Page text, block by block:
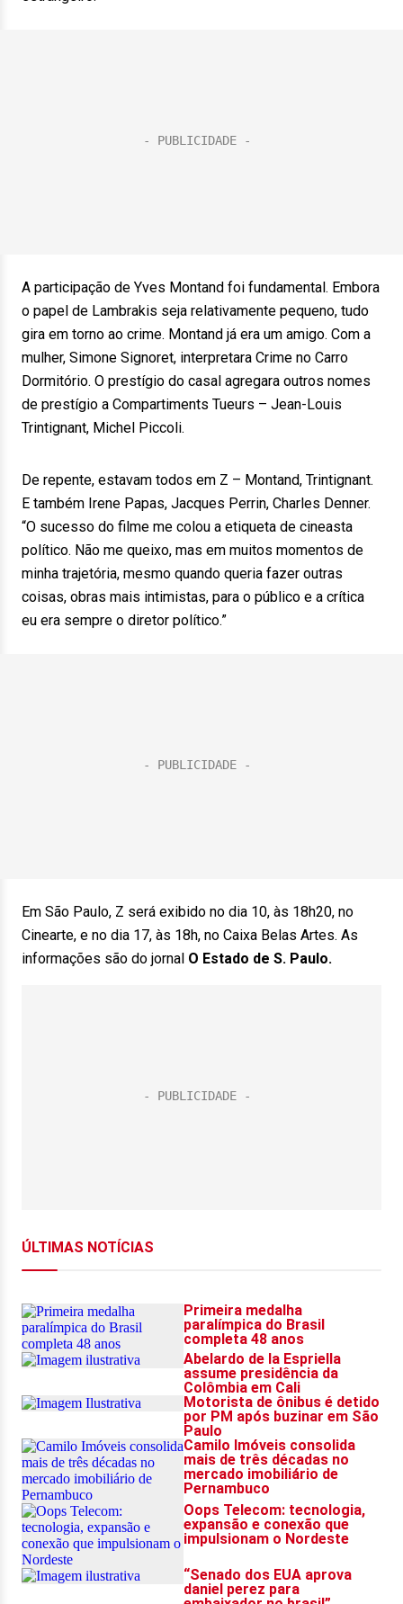
A participação de Yves Montand foi fundamental. Embora
o papel de Lambrakis seja relativamente pequeno, tudo
gira em torno ao crime. Montand já era um amigo. Com a
mulher, Simone Signoret, interpretara Crime no Carro
Dormitório. O prestígio do casal agregara outros nomes
de prestígio a Compartiments Tueurs – Jean-Louis
Trintignant, Michel Piccoli.
De repente, estavam todos em Z – Montand, Trintignant.
E também Irene Papas, Jacques Perrin, Charles Denner.
“O sucesso do filme me colou a etiqueta de cineasta
político. Não me queixo, mas em muitos momentos de
minha trajetória, mesmo quando queria fazer outras
coisas, obras mais intimistas, para o público e a crítica
eu era sempre o diretor político.”
Em São Paulo, Z será exibido no dia 10, às 18h20, no
Cinearte, e no dia 17, às 18h, no Caixa Belas Artes. As
informações são do jornal O Estado de S. Paulo.